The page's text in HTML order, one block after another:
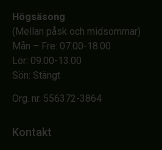
Högsäsong
(Mellan påsk och midsommar)
Mån – Fre: 07.00-18.00
Lör: 09.00-13.00
Sön: Stängt
Org. nr. 556372-3864
Kontakt